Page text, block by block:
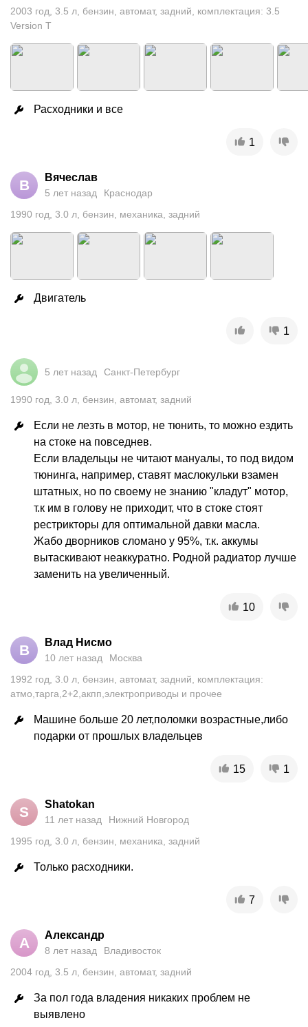
2003 год 3.5 л бензин автомат, задний
комплектация: 3.5
Version T
Расходники и все
1
В Вячеслав
5 лет назад
Краснодар
1990 год 3.0 л бензин механика задний
Двигатель
1
5 лет назад Санкт-Петербург
1990 год 3.0 л бензин автомат, задний
Если не лезть в мотор, не тюнить, то можно ездить
на стоке на повседнев.
Если владельцы не читают мануалы, то под видом
тюнинга, например, ставят маслокульки взамен
штатных, но по своему не знанию "кладут" мотор,
т.к им в голову не приходит, что в стоке стоят
рестрикторы для оптимальной давки масла.
Жабо дворников сломано у 95%, т.к. аккумы
вытаскивают неаккуратно. Родной радиатор лучше
заменить на увеличенный.
10
В Влад Нисмо
10 лет назад
Москва
1992 год 3.0 л бензин автомат, задний
комплектация:
атмо,тарга,2+2,акпп,электроприводы и прочее
Машине больше 20 лет,поломки возрастные,либо
15 1
S Shatokan
11 лет назад
Нижний Новгород
1995 год 3.0 л бензин механика задний
Только расходники.
7
А Александр
8 лет назад
Владивосток
2004 год 3.5 л бензин автомат, задний
За пол года владения никаких проблем не
выявлено